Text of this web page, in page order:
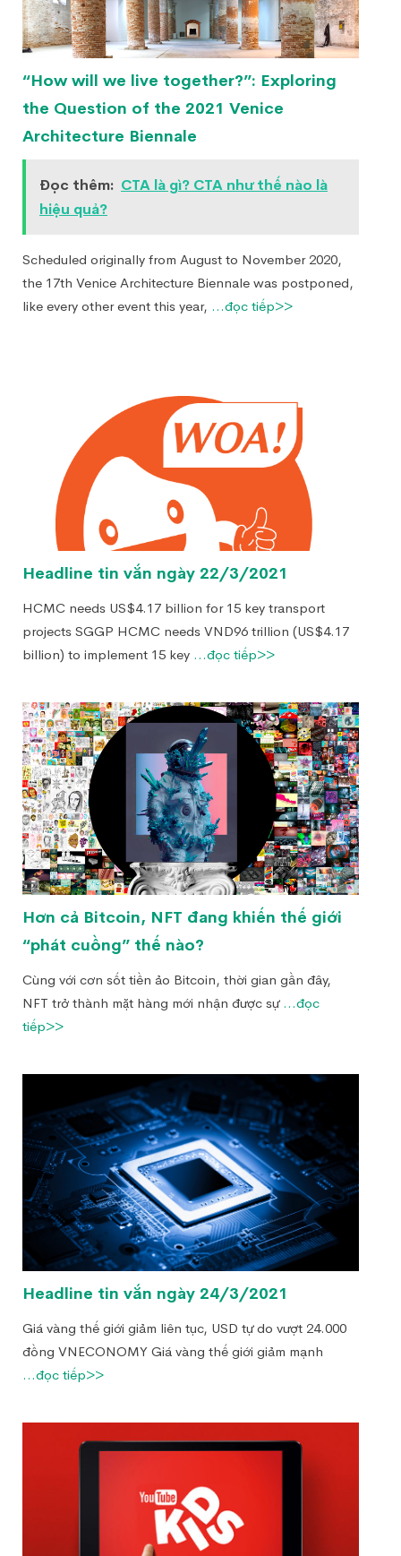
“How will we live together?”: Exploring
the Question of the 2021 Venice
Architecture Biennale
Đọc thêm: CTA là gì? CTA như thế nào là
hiệu quả?
Scheduled originally from August to November 2020,
the 17th Venice Architecture Biennale was postponed,
like every other event this year, ...đọc tiếp>>
Headline tin vắn ngày 22/3/2021
HCMC needs US$4.17 billion for 15 key transport
projects SGGP HCMC needs VND96 trillion (US$4.17
billion) to implement 15 key ...đọc tiếp>>
Hơn cả Bitcoin, NFT đang khiến thế giới
“phát cuồng” thế nào?
Cùng với cơn sốt tiền ảo Bitcoin, thời gian gần đây,
NFT trở thành mặt hàng mới nhận được sự ...đọc
tiếp>>
Headline tin vắn ngày 24/3/2021
Giá vàng thế giới giảm liên tục, USD tự do vượt 24.000
đồng VNECONOMY Giá vàng thế giới giảm mạnh
...đọc tiếp>>